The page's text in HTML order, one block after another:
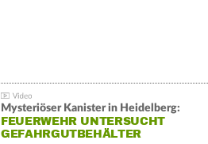
Mysteriöser Kanister in Heidelberg:
FEUERWEHR UNTERSUCHT
GEFAHRGUTBEHÄLTER